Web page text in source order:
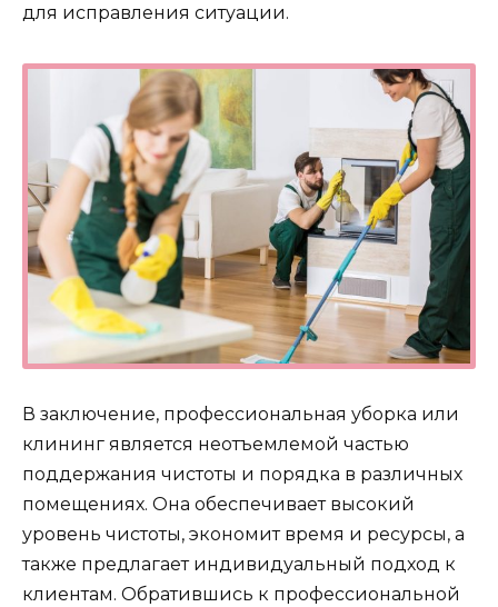
для исправления ситуации.
В заключение, профессиональная уборка или
клининг является неотъемлемой частью
поддержания чистоты и порядка в различных
помещениях. Она обеспечивает высокий
уровень чистоты, экономит время и ресурсы, а
также предлагает индивидуальный подход к
клиентам. Обратившись к профессиональной